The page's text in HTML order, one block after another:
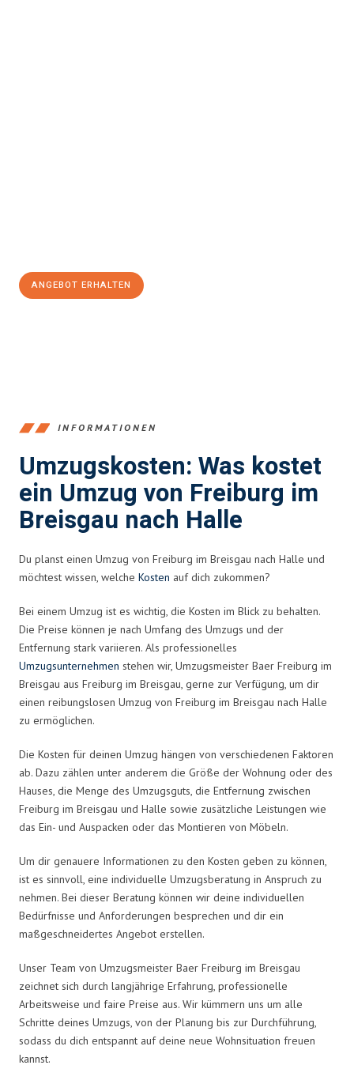
ANGEBOT ERHALTEN
INFORMATIONEN
Umzugskosten: Was kostet
ein Umzug von Freiburg im
Breisgau nach Halle
Du planst einen Umzug von Freiburg im Breisgau nach Halle und
möchtest wissen, welche Kosten auf dich zukommen?
Bei einem Umzug ist es wichtig, die Kosten im Blick zu behalten.
Die Preise können je nach Umfang des Umzugs und der
Entfernung stark variieren. Als professionelles
Umzugsunternehmen stehen wir, Umzugsmeister Baer Freiburg im
Breisgau aus Freiburg im Breisgau, gerne zur Verfügung, um dir
einen reibungslosen Umzug von Freiburg im Breisgau nach Halle
zu ermöglichen.
Die Kosten für deinen Umzug hängen von verschiedenen Faktoren
ab. Dazu zählen unter anderem die Größe der Wohnung oder des
Hauses, die Menge des Umzugsguts, die Entfernung zwischen
Freiburg im Breisgau und Halle sowie zusätzliche Leistungen wie
das Ein- und Auspacken oder das Montieren von Möbeln.
Um dir genauere Informationen zu den Kosten geben zu können,
ist es sinnvoll, eine individuelle Umzugsberatung in Anspruch zu
nehmen. Bei dieser Beratung können wir deine individuellen
Bedürfnisse und Anforderungen besprechen und dir ein
maßgeschneidertes Angebot erstellen.
Unser Team von Umzugsmeister Baer Freiburg im Breisgau
zeichnet sich durch langjährige Erfahrung, professionelle
Arbeitsweise und faire Preise aus. Wir kümmern uns um alle
Schritte deines Umzugs, von der Planung bis zur Durchführung,
sodass du dich entspannt auf deine neue Wohnsituation freuen
kannst.